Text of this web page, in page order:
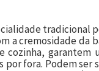
a cremosidade
fora. Podem